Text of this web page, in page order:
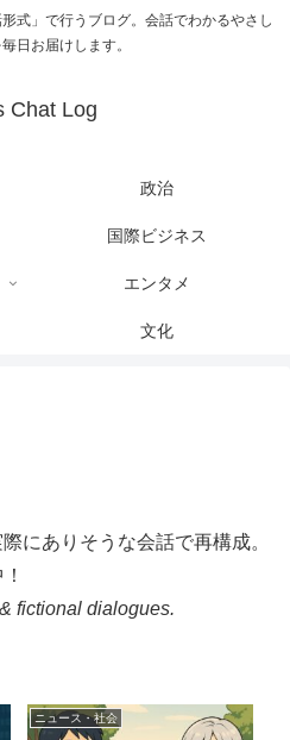
式」で行うブログ。会話でわかるやさし
日お届けします。
Chat Log
政治
国際ビジネス
エンタメ
文化
にありそうな会話で再構成。
fictional dialogues.
ニュース・社会